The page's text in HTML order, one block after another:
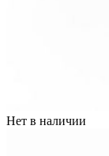
Нет в наличии